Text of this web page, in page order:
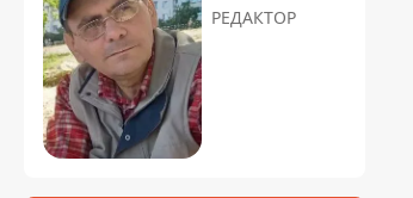
РЕДАКТОР